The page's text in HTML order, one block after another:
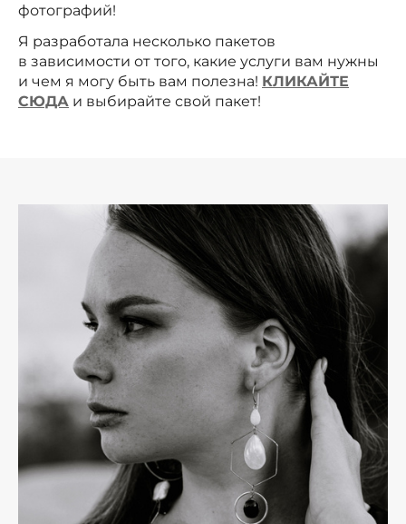
фотографий!
Я разработала несколько пакетов
в зависимости от того, какие услуги вам нужны
и чем я могу быть вам полезна! КЛИКАЙТЕ
СЮДА и выбирайте свой пакет!